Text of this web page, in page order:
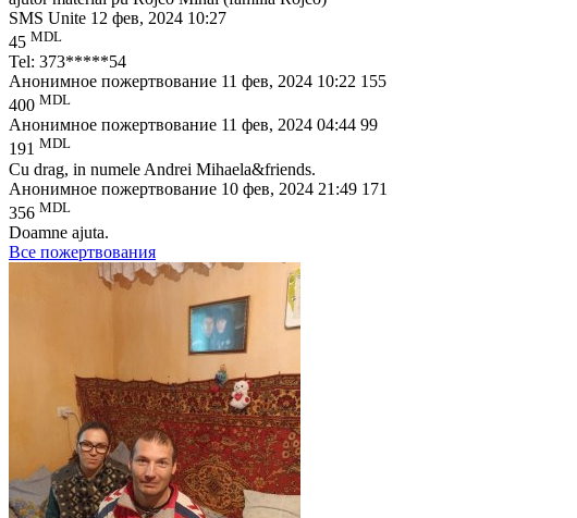
SMS Unite 12 фев, 2024 10:27
45 MDL
Tel: 373*****54
Анонимное пожертвование 11 фев, 2024 10:22 155
400 MDL
Анонимное пожертвование 11 фев, 2024 04:44 99
191 MDL
Cu drag, in numele Andrei Mihaela&friends.
Анонимное пожертвование 10 фев, 2024 21:49 171
356 MDL
Doamne ajuta.
Bсе пожертвования